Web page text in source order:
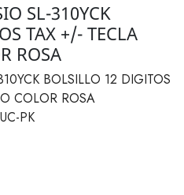
SL-310YCK
TAX +/- TECLA
ROSA
BOLSILLO 12 DIGITOS
COLOR ROSA
PK